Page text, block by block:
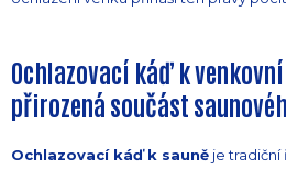
Ochlazovací káď k
přirozená součást
Ochlazovací káď k sauně je